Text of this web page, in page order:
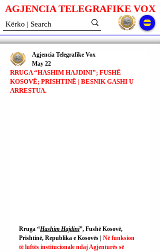
AGJENCIA TELEGRAFIKE VOX
RRUGA “HASHIM HAJDINI”; FUSHË
KOSOVË; PRISHTINË | BESNIK GASHI U
ARRESTUA.
Agjencia Telegrafike Vox
May 22
Rruga “Hashim Hajdini”, Fushë Kosovë,
Prishtinë, Republika e Kosovës | Në funksion
të luftës institucionale ndaj Agjenturës së